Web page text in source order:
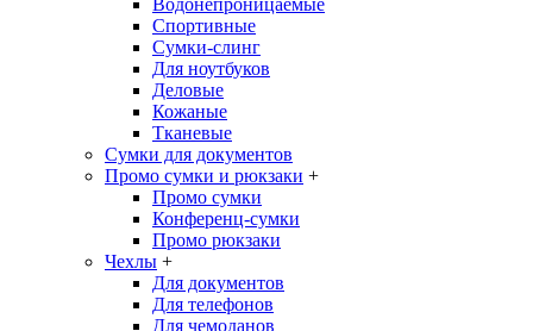
Водонепроницаемые
Спортивные
Сумки-слинг
Для ноутбуков
Деловые
Кожаные
Тканевые
Сумки для документов
Промо сумки и рюкзаки +
Промо сумки
Конференц-сумки
Промо рюкзаки
Чехлы +
Для документов
Для телефонов
Для чемоданов